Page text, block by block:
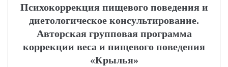
Психокоррекция пищевого поведения и
диетологическое консультирование.
Авторская групповая программа
коррекции веса и пищевого поведения
«Крылья»